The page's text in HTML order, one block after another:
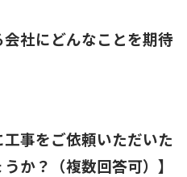
会社にどんなことを期待
工事をご依頼いただいた
か？（複数回答可）】